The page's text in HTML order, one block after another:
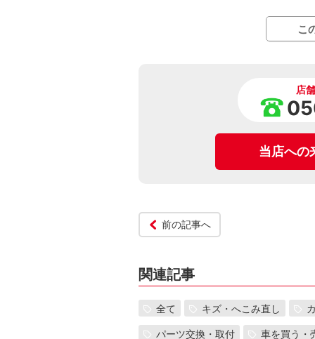
こ
店
当店への
前の記事へ
関連記事
全て キズ・へこみ直し
パーツ交換・取付 車を買う・